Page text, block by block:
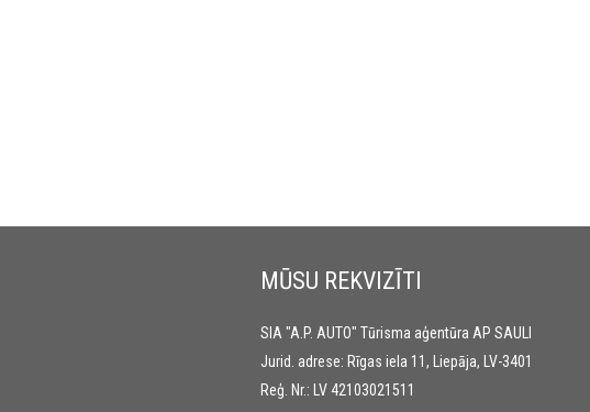
MŪSU REKVIZĪTI
SIA "A.P. AUTO" Tūrisma aģentūra AP SAULI
Jurid. adrese: Rīgas iela 11, Liepāja, LV-3401
Reģ. Nr.: LV 42103021511